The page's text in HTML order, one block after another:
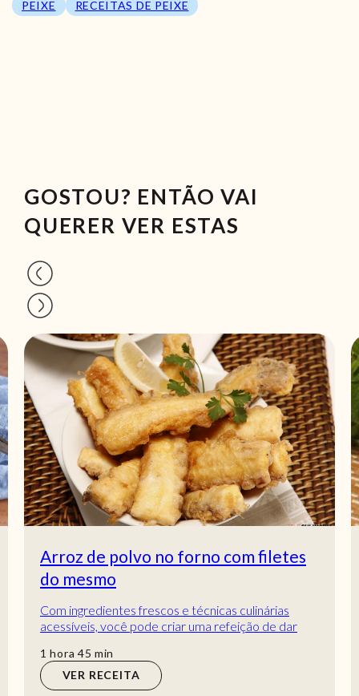
PEIXE RECEITAS DE PEIXE
GOSTOU? ENTÃO VAI
QUERER VER ESTAS
Filetes de pescada no forno com broa
Filetes de pescada no forno com broa. Descubra
como cozinhar Filetes de pescada no forno com
broa de maneira prática e deliciosa
1hora
hora 30min
min
VER RECEITA